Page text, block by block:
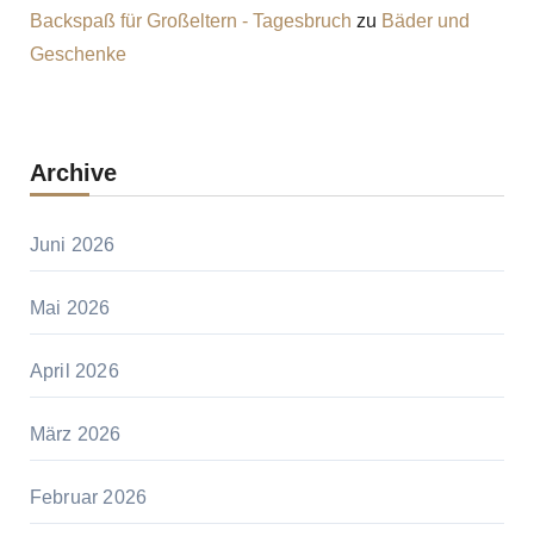
Backspaß für Großeltern - Tagesbruch zu Bäder und
Geschenke
Archive
Juni 2026
Mai 2026
April 2026
März 2026
Februar 2026